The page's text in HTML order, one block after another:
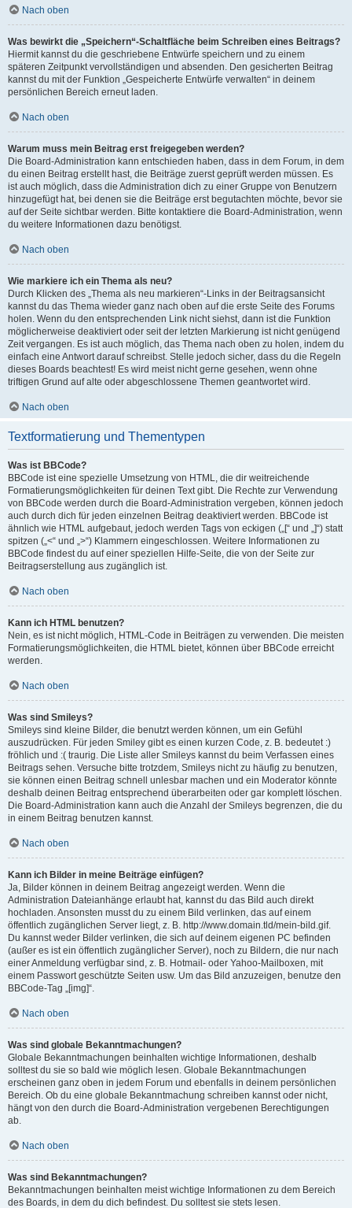
Nach oben
Was bewirkt die „Speichern“-Schaltfläche beim Schreiben eines Beitrags?
Hiermit kannst du die geschriebene Entwürfe speichern und zu einem
späteren Zeitpunkt vervollständigen und absenden. Den gesicherten Beitrag
kannst du mit der Funktion „Gespeicherte Entwürfe verwalten“ in deinem
persönlichen Bereich erneut laden.
Nach oben
Warum muss mein Beitrag erst freigegeben werden?
Die Board-Administration kann entschieden haben, dass in dem Forum, in dem
du einen Beitrag erstellt hast, die Beiträge zuerst geprüft werden müssen. Es
ist auch möglich, dass die Administration dich zu einer Gruppe von Benutzern
hinzugefügt hat, bei denen sie die Beiträge erst begutachten möchte, bevor sie
auf der Seite sichtbar werden. Bitte kontaktiere die Board-Administration, wenn
du weitere Informationen dazu benötigst.
Nach oben
Wie markiere ich ein Thema als neu?
Durch Klicken des „Thema als neu markieren“-Links in der Beitragsansicht
kannst du das Thema wieder ganz nach oben auf die erste Seite des Forums
holen. Wenn du den entsprechenden Link nicht siehst, dann ist die Funktion
möglicherweise deaktiviert oder seit der letzten Markierung ist nicht genügend
Zeit vergangen. Es ist auch möglich, das Thema nach oben zu holen, indem du
einfach eine Antwort darauf schreibst. Stelle jedoch sicher, dass du die Regeln
dieses Boards beachtest! Es wird meist nicht gerne gesehen, wenn ohne
triftigen Grund auf alte oder abgeschlossene Themen geantwortet wird.
Nach oben
Textformatierung und Thementypen
Was ist BBCode?
BBCode ist eine spezielle Umsetzung von HTML, die dir weitreichende
Formatierungsmöglichkeiten für deinen Text gibt. Die Rechte zur Verwendung
von BBCode werden durch die Board-Administration vergeben, können jedoch
auch durch dich für jeden einzelnen Beitrag deaktiviert werden. BBCode ist
ähnlich wie HTML aufgebaut, jedoch werden Tags von eckigen („[“ und „]“) statt
spitzen („<“ und „>“) Klammern eingeschlossen. Weitere Informationen zu
BBCode findest du auf einer speziellen Hilfe-Seite, die von der Seite zur
Beitragserstellung aus zugänglich ist.
Nach oben
Kann ich HTML benutzen?
Nein, es ist nicht möglich, HTML-Code in Beiträgen zu verwenden. Die meisten
Formatierungsmöglichkeiten, die HTML bietet, können über BBCode erreicht
werden.
Nach oben
Was sind Smileys?
Smileys sind kleine Bilder, die benutzt werden können, um ein Gefühl
auszudrücken. Für jeden Smiley gibt es einen kurzen Code, z. B. bedeutet :)
fröhlich und :( traurig. Die Liste aller Smileys kannst du beim Verfassen eines
Beitrags sehen. Versuche bitte trotzdem, Smileys nicht zu häufig zu benutzen,
sie können einen Beitrag schnell unlesbar machen und ein Moderator könnte
deshalb deinen Beitrag entsprechend überarbeiten oder gar komplett löschen.
Die Board-Administration kann auch die Anzahl der Smileys begrenzen, die du
in einem Beitrag benutzen kannst.
Nach oben
Kann ich Bilder in meine Beiträge einfügen?
Ja, Bilder können in deinem Beitrag angezeigt werden. Wenn die
Administration Dateianhänge erlaubt hat, kannst du das Bild auch direkt
hochladen. Ansonsten musst du zu einem Bild verlinken, das auf einem
öffentlich zugänglichen Server liegt, z. B. http://www.domain.tld/mein-bild.gif.
Du kannst weder Bilder verlinken, die sich auf deinem eigenen PC befinden
(außer es ist ein öffentlich zugänglicher Server), noch zu Bildern, die nur nach
einer Anmeldung verfügbar sind, z. B. Hotmail- oder Yahoo-Mailboxen, mit
einem Passwort geschützte Seiten usw. Um das Bild anzuzeigen, benutze den
BBCode-Tag „[img]“.
Nach oben
Was sind globale Bekanntmachungen?
Globale Bekanntmachungen beinhalten wichtige Informationen, deshalb
solltest du sie so bald wie möglich lesen. Globale Bekanntmachungen
erscheinen ganz oben in jedem Forum und ebenfalls in deinem persönlichen
Bereich. Ob du eine globale Bekanntmachung schreiben kannst oder nicht,
hängt von den durch die Board-Administration vergebenen Berechtigungen
ab.
Nach oben
Was sind Bekanntmachungen?
Bekanntmachungen beinhalten meist wichtige Informationen zu dem Bereich
des Boards, in dem du dich befindest. Du solltest sie stets lesen.